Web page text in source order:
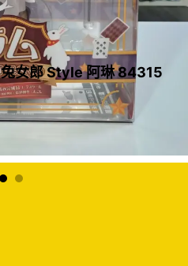
女郎 Style 阿琳 84315